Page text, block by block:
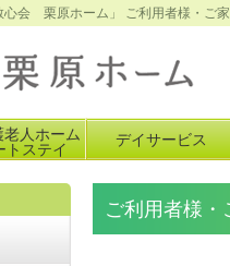
会 栗原ホーム」 ご利用者様・ご
人ホーム
トステイ
デイサービス
ご利用者様・